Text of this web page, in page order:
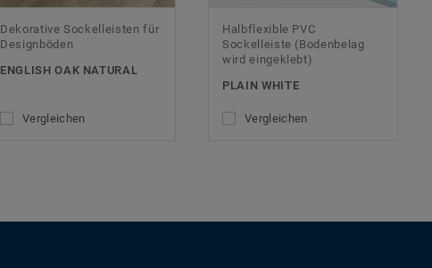
Dekorative Sockelleisten für
Designböden
ENGLISH OAK NATURAL
Vergleichen
Halbflexible PVC
Sockelleiste (Bodenbelag
wird eingeklebt)
PLAIN WHITE
Vergleichen